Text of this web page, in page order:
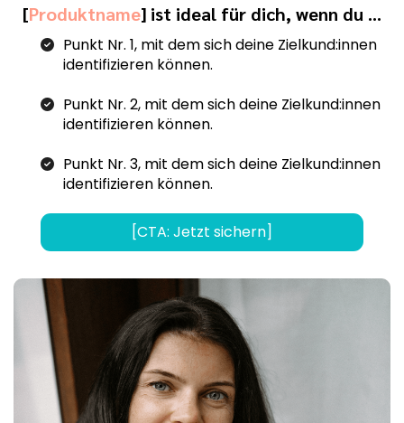
[Produktname] ist ideal für dich, wenn du …
Punkt Nr. 1, mit dem sich deine Zielkund:innen
identifizieren können.
Punkt Nr. 2, mit dem sich deine Zielkund:innen
identifizieren können.
Punkt Nr. 3, mit dem sich deine Zielkund:innen
identifizieren können.
[CTA: Jetzt sichern]